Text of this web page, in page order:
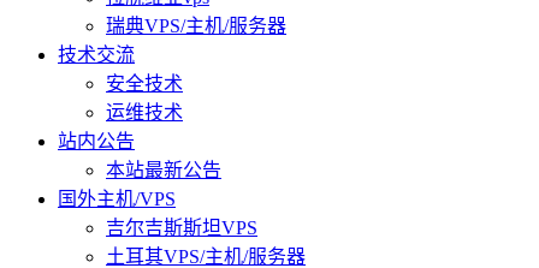
瑞典VPS/主机/服务器
技术交流
安全技术
运维技术
站内公告
本站最新公告
国外主机/VPS
吉尔吉斯斯坦VPS
土耳其VPS/主机/服务器